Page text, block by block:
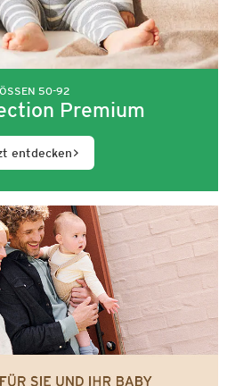
50-92
Premium
entdecken